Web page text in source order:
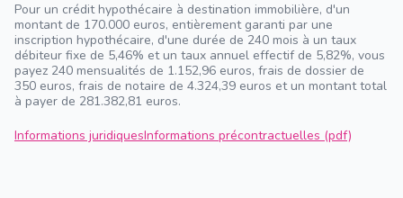
Pour un crédit hypothécaire à destination immobilière, d'un
montant de 170.000 euros, entièrement garanti par une
inscription hypothécaire, d'une durée de 240 mois à un taux
débiteur fixe de 5,46% et un taux annuel effectif de 5,82%, vous
payez 240 mensualités de 1.152,96 euros, frais de dossier de
350 euros, frais de notaire de 4.324,39 euros et un montant total
à payer de 281.382,81 euros.
Informations juridiquesInformations précontractuelles (pdf)